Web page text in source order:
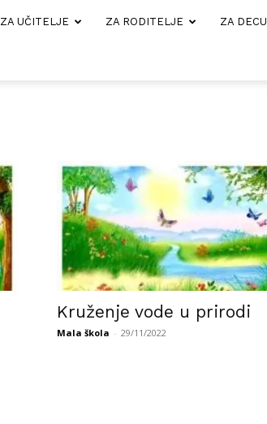
ZA UČITELJE ZA RODITELJE ZA DECU
Kruženje vode u prirodi
Mala škola - 29/11/2022